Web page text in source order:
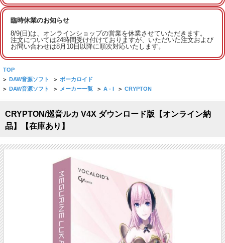
臨時休業のお知らせ
8/9(日)は、オンラインショップの営業を休業させていただきます。
注文については24時間受け付けておりますが、いただいた注文および
お問い合わせは8月10日以降に順次対応いたします。
TOP
> DAW音源ソフト > ボーカロイド
> DAW音源ソフト > メーカー一覧 > A - I > CRYPTON
CRYPTON/巡音ルカ V4X ダウンロード版【オンライン納
品】【在庫あり】